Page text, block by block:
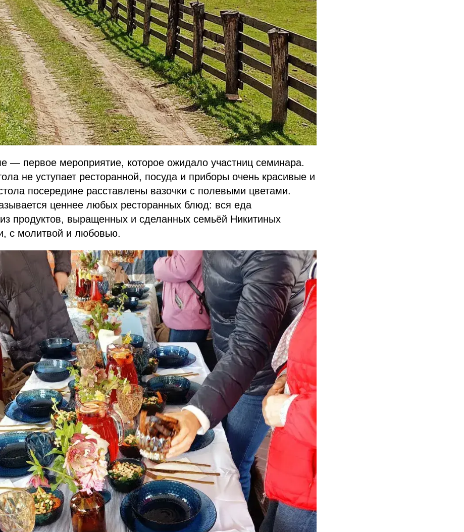
— первое мероприятие, которое ожидало участниц семинара.
не уступает ресторанной, посуда и приборы очень красивые и
посередине расставлены вазочки с полевыми цветами.
ценнее любых ресторанных блюд: вся еда
продуктов, выращенных и сделанных семьëй Никитиных
с молитвой и любовью.